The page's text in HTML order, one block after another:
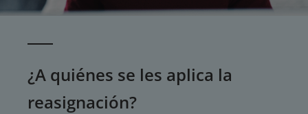
¿A quiénes se les aplica la
reasignación?